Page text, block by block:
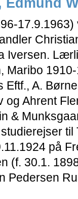
Iversen.
Maribo
Eftf., A.
og Ahrent
&
på
(f. 30.1.
Pedersen